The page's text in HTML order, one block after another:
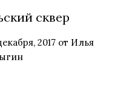
сквер
2017 от Илья